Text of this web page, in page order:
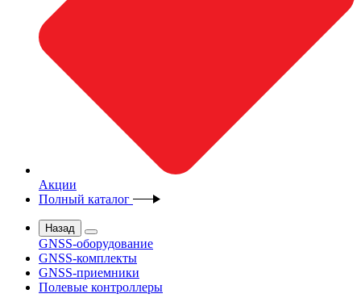
Акции
Полный каталог
Назад
GNSS-оборудование
GNSS-комплекты
GNSS-приемники
Полевые контроллеры